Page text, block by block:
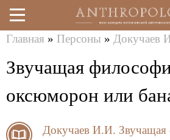
Перейти
к
здесь
Главная » Персоны » Докучаев
Звучащая
оксюморон или
Докучаев И.И.